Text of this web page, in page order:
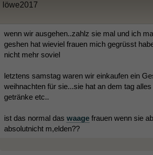
löwe2017
wenn wir ausgehen..zahlz sie mal und ich
geshen hat wieviel frauen mich gegrüsst
nicht mehr soviel
letztens samstag waren wir einkaufen ein
weihnachten für sie...sie hat an dem tag
getränke etc..
ist das normal das waage frauen wenn sie
absolutnicht m,elden??